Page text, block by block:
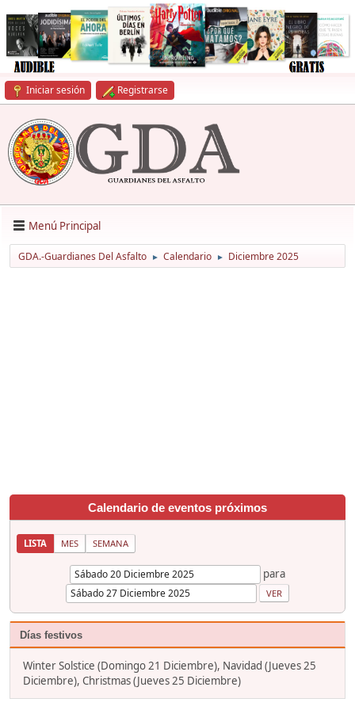
Iniciar sesión Registrarse
Menú Principal
GDA.-Guardianes Del Asfalto ► Calendario ► Diciembre 2025
Calendario de eventos próximos
LISTA MES SEMANA
para
Días festivos
Winter Solstice (Domingo 21 Diciembre), Navidad (Jueves 25
Diciembre), Christmas (Jueves 25 Diciembre)